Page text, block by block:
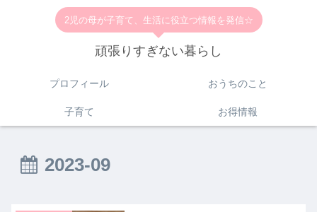
2児の母が子育て、生活に役立つ情報を発信☆
頑張りすぎない暮らし
プロフィール おうちのこと
子育て お得情報
2023-09